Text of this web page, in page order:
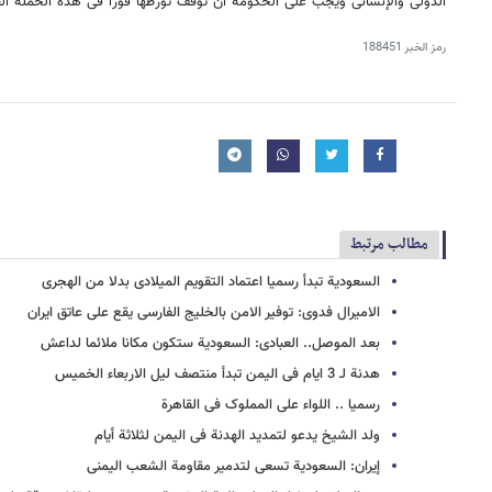
رمز الخبر 188451
مطالب مرتبط
السعودیة تبدأ رسمیا اعتماد التقویم المیلادی بدلا من الهجری
الامیرال فدوی: توفیر الامن بالخلیج الفارسی یقع على عاتق ایران
بعد الموصل.. العبادی: السعودیة ستکون مکانا ملائما لداعش
هدنة لـ 3 ایام فی الیمن تبدأ منتصف لیل الاربعاء الخمیس
رسمیا .. اللواء علی المملوک فی القاهرة
ولد الشیخ یدعو لتمدید الهدنة فی الیمن لثلاثة أیام
إیران: السعودیة تسعى لتدمیر مقاومة الشعب الیمنی